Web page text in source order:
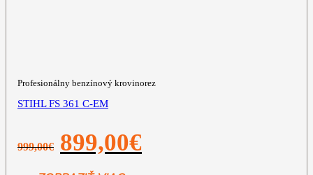
Profesionálny benzínový krovinorez
STIHL FS 361 C-EM
999,00€
Pôvodná
cena
999,00€.
899,00€